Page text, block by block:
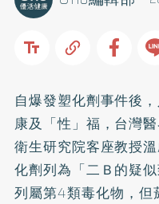
自爆發塑化劑事件後
康及「性」福，台灣
衛生研究院客座教授
化劑列為「二Ｂ的疑
列屬第4類毒化物，